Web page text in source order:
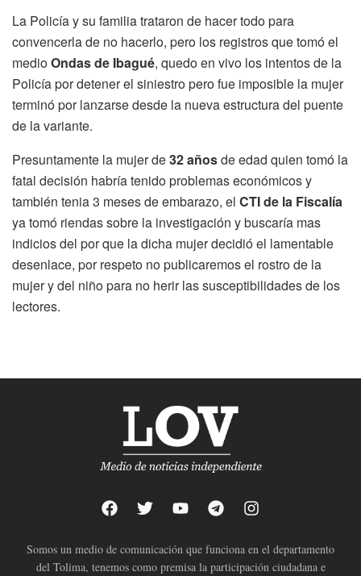
La Policía y su familia trataron de hacer todo para
convencerla de no hacerlo, pero los registros que tomó el
medioOndas de Ibagué, quedo en vivo los intentos de la
Policía por detener el siniestro pero fue imposible la mujer
terminó por lanzarse desde la nueva estructura del puente
de la variante.
Presuntamente la mujer de32 añosde edad quien tomó la
fatal decisión habría tenido problemas económicos y
también tenia 3 meses de embarazo, el CTI de la Fiscalía
ya tomó riendas sobre la investigación y buscaría mas
indicios del por que la dicha mujer decidió el lamentable
desenlace, por respeto no publicaremos el rostro de la
mujer y del niño para no herir las susceptibilidades de los
lectores.
Somos un medio de comunicación que funciona en el departamento
del Tolima, tenemos como premisa la participación ciudadana e